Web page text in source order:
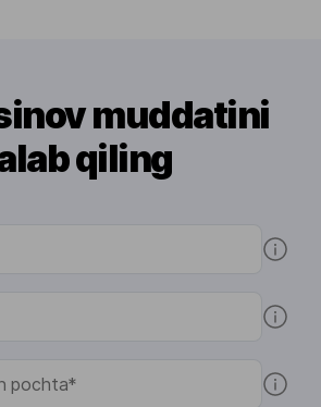
muddatini
qiling